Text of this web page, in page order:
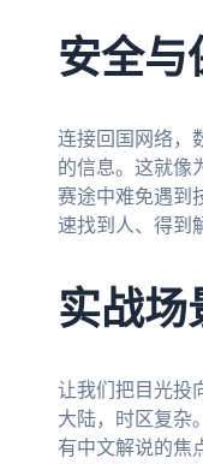
安全与
连接回国网络，
的信息。这就像
赛途中难免遇到
速找到人、得到
实战场
让我们把目光投
大陆，时区复杂
有中文解说的焦